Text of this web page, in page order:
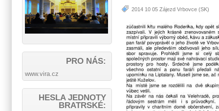
2014 10 05 Zájezd Vrbovce (SK)
PRO NÁS:
www.vira.cz
HESLA JEDNOTY
BRATRSKÉ: